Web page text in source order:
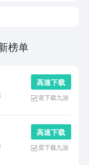
榜单
高 速 下 载
需下载九游
高 速 下 载
需下载九游